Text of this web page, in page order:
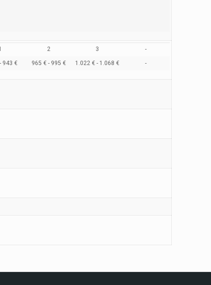
2 3 -
943 € 965 € - 995 € 1.022 € - 1.068 € -